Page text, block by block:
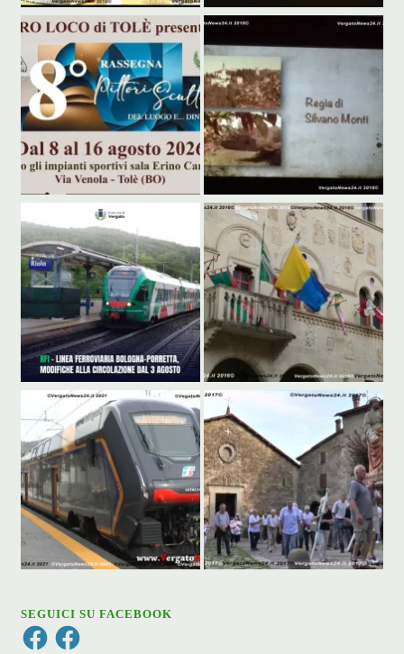
SEGUICI SU FACEBOOK
FacebookFacebook